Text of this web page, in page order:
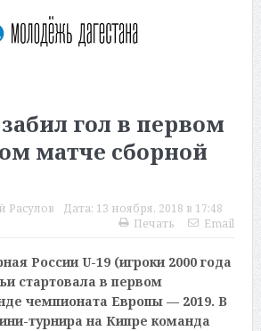
гол в первом
матче сборной
Расулов Дата: 13 ноября, 2018 в 17:48
Печать Email
России U-19 (игроки 2000 года
стартовала в первом
чемпионата Европы — 2019. В
турнира на Кипре команда